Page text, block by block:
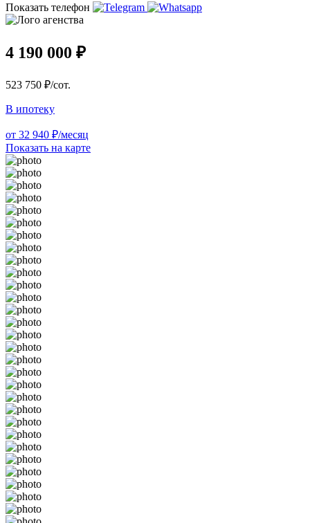
Показать телефон
4 190 000 ₽
523 750 ₽/сот.
В ипотеку
от 32 940 ₽/месяц
Показать на карте